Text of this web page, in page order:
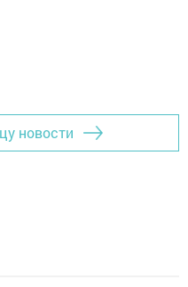
новости